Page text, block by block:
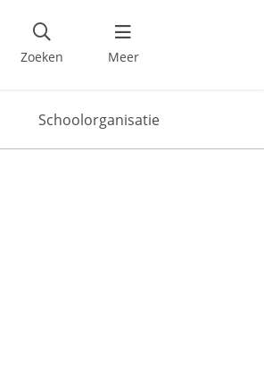
Zoeken Meer
Schoolorganisatie
artikel